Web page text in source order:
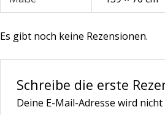
Es gibt noch keine Rezensionen.
Schreibe die erste
Deine E-Mail-Adresse wird